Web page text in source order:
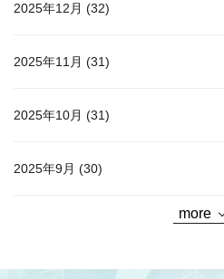
2025年12月 (32)
2025年11月 (31)
2025年10月 (31)
2025年9月 (30)
more